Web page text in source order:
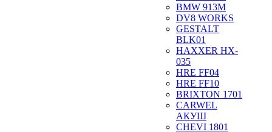
BMW 913M
DV8 WORKS
GESTALT
BLK01
HAXXER HX-
035
HRE FF04
HRE FF10
BRIXTON 1701
CARWEL
АКУШ
CHEVI 1801